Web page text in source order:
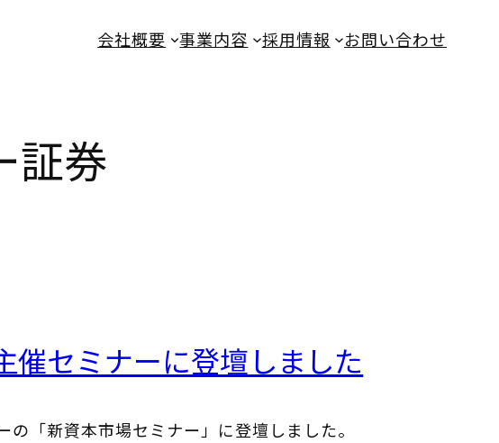
会社概要 事業内容 採用情報 お問い合わせ
証券
催セミナーに登壇しました
「新資本市場セミナー」に登壇しました。